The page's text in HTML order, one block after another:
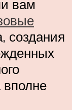
вам
создания
вполне